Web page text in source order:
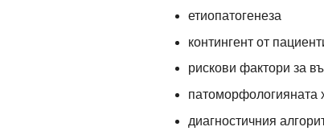
етиопатогенеза
контингент от
рискови фактори за
патоморфологияната
диагностичния